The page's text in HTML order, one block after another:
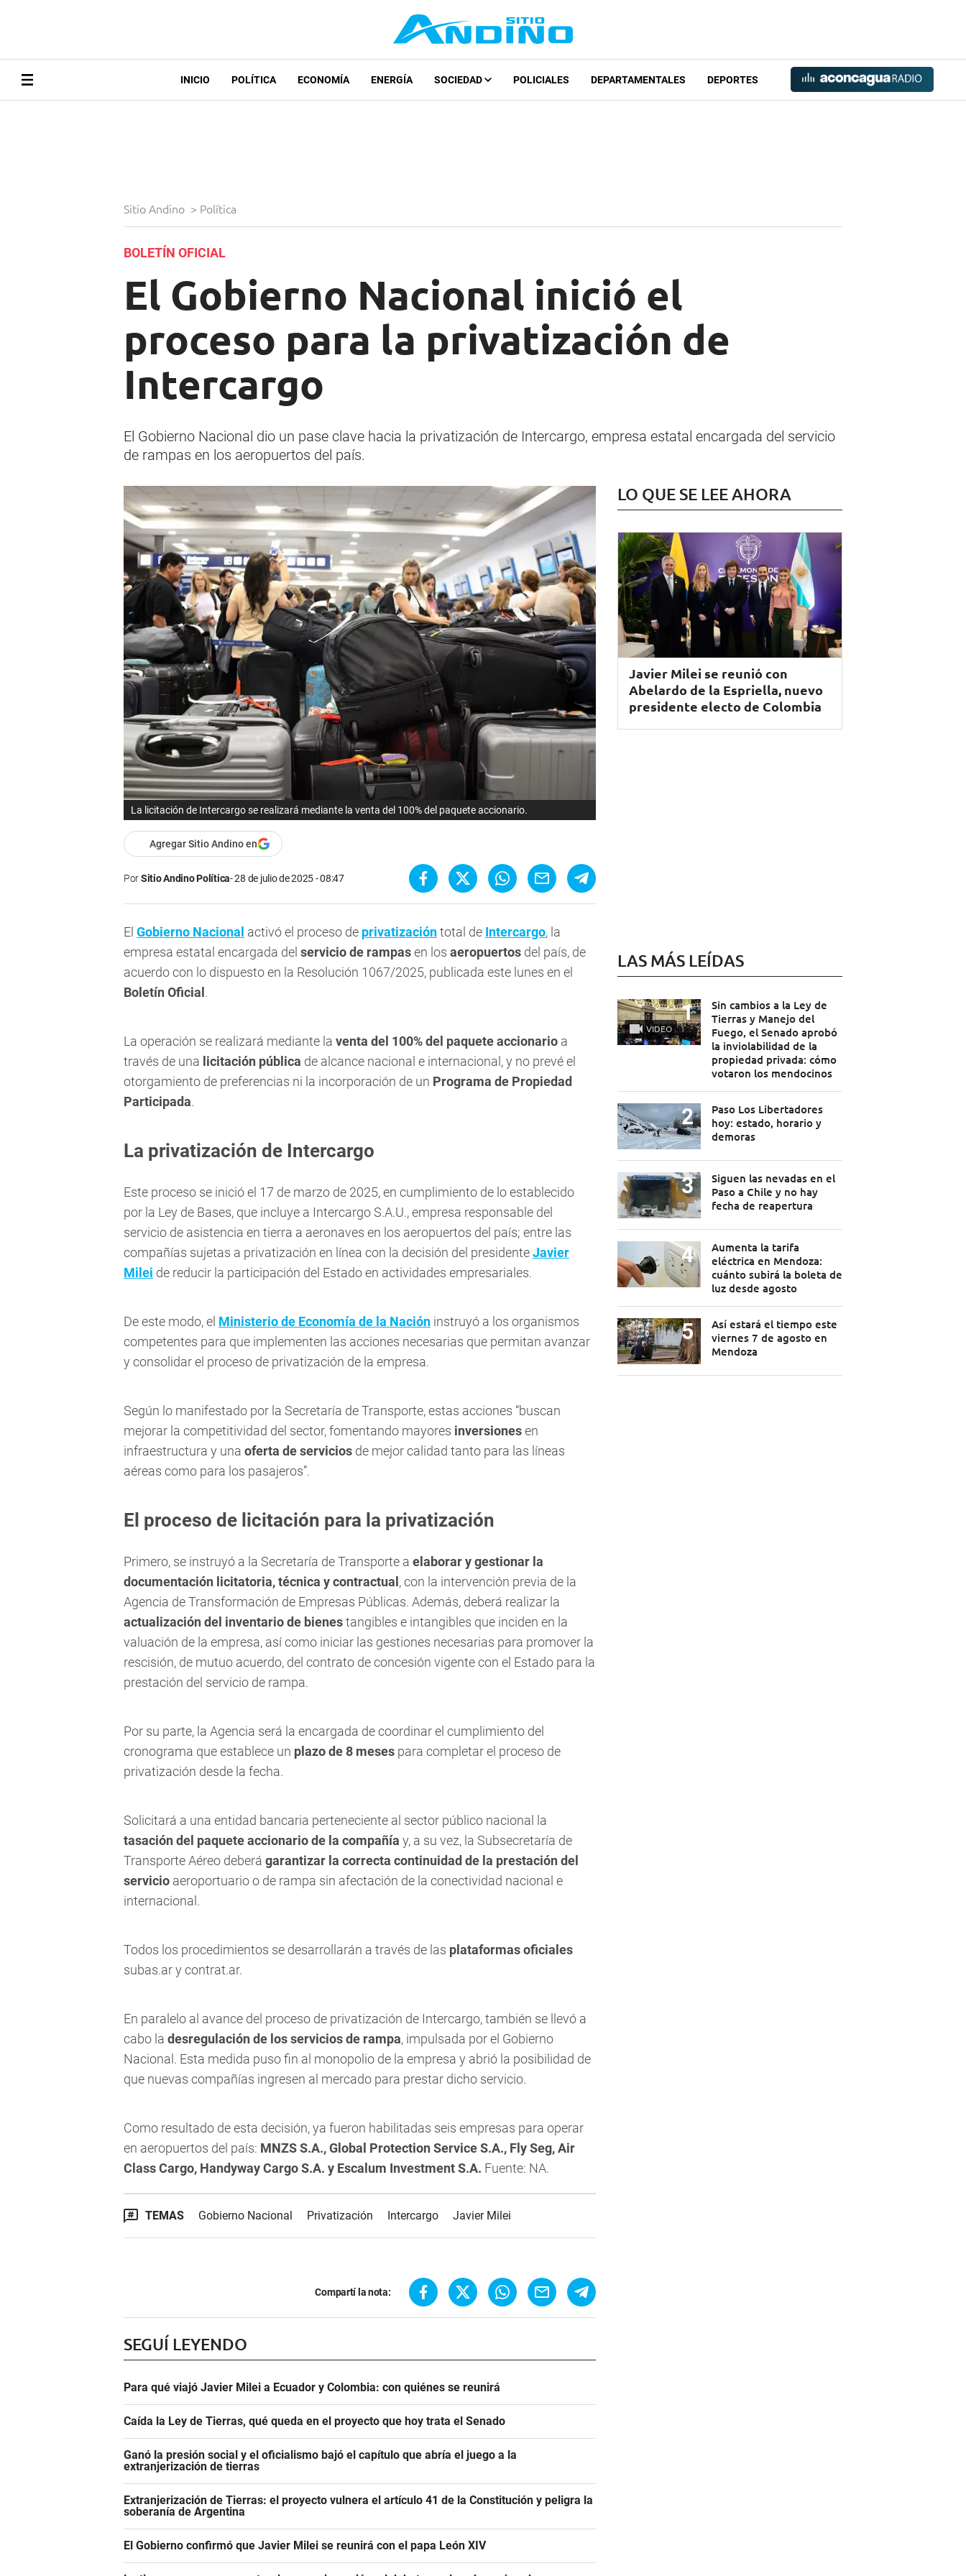
INICIO POLÍTICA ECONOMÍA ENERGÍA SOCIEDAD POLICIALES DEPARTAMENTALES DEPORTES
Sitio Andino > Política
BOLETÍN OFICIAL
El Gobierno Nacional inició el
proceso para la privatización de
Intercargo
El Gobierno Nacional dio un pase clave hacia la privatización de Intercargo, empresa estatal encargada del servicio
de rampas en los aeropuertos del país.
La licitación de Intercargo se realizará mediante la venta del 100% del paquete accionario.
Agregar Sitio Andino en
PorSitio Andino Política 28 de julio de 2025 - 08:47
El Gobierno Nacional activó el proceso de privatizacióntotal de Intercargo, la
empresa estatal encargada del servicio de rampasen los aeropuertos del país, de
acuerdo con lo dispuesto en la Resolución 1067/2025, publicada este lunes en el
Boletín Oficial .
La operación se realizará mediante la venta del 100% del paquete accionario a
través de una licitación pública de alcance nacional e internacional, y no prevé el
otorgamiento de preferencias ni la incorporación de un Programa de Propiedad
Participada.
La privatización de Intercargo
Este proceso se inició el 17 de marzo de 2025, en cumplimiento de lo establecido
por la Ley de Bases, que incluye a Intercargo S.A.U., empresa responsable del
servicio de asistencia en tierra a aeronaves en los aeropuertos del país; entre las
compañías sujetas a privatización en línea con la decisión del presidenteJavier
Milei de reducir la participación del Estado en actividades empresariales.
De este modo, el Ministerio de Economía de la Nación instruyó a los organismos
competentes para que implementen las acciones necesarias que permitan avanzar
y consolidar el proceso de privatización de la empresa.
Según lo manifestado por la Secretaría de Transporte, estas acciones “buscan
mejorar la competitividad del sector, fomentando mayores inversionesen
infraestructura y una oferta de servicios de mejor calidad tanto para las líneas
aéreas como para los pasajeros”.
El proceso de licitación para la privatización
Primero, se instruyó a la Secretaría de Transporte a elaborar y gestionar la
documentación licitatoria, técnica y contractual , con la intervención previa de la
Agencia de Transformación de Empresas Públicas. Además, deberá realizar la
actualización del inventario de bienestangibles e intangibles que inciden en la
valuación de la empresa, así como iniciar las gestiones necesarias para promover la
rescisión, de mutuo acuerdo, del contrato de concesión vigente con el Estado para la
prestación del servicio de rampa.
Por su parte, la Agencia será la encargada de coordinar el cumplimiento del
cronograma que establece un plazo de 8 meses para completar el proceso de
privatización desde la fecha.
Solicitará a una entidad bancaria perteneciente al sector público nacional la
tasación del paquete accionario de la compañía y, a su vez, la Subsecretaría de
Transporte Aéreo deberá garantizar la correcta continuidad de la prestación del
servicio aeroportuario o de rampa sin afectación de la conectividad nacional e
internacional.
Todos los procedimientos se desarrollarán a través de las plataformas oficiales
subas.ar y contrat.ar.
En paralelo al avance del proceso de privatización de Intercargo, también se llevó a
cabo la desregulación de los servicios de rampa, impulsada por el Gobierno
Nacional. Esta medida puso fin al monopolio de la empresa y abrió la posibilidad de
que nuevas compañías ingresen al mercado para prestar dicho servicio.
Como resultado de esta decisión, ya fueron habilitadas seis empresas para operar
en aeropuertos del país: MNZS S.A., Global Protection Service S.A., Fly Seg, Air
Class Cargo, Handyway Cargo S.A. y Escalum Investment S.A. Fuente: NA.
TEMAS Gobierno Nacional Privatización Intercargo Javier Milei
Compartí la nota:
SEGUÍ LEYENDO
Para qué viajó Javier Milei a Ecuador y Colombia: con quiénes se reunirá
Caída la Ley de Tierras, qué queda en el proyecto que hoy trata el Senado
Ganó la presión social y el oficialismo bajó el capítulo que abría el juego a la
extranjerización de tierras
Extranjerización de Tierras: el proyecto vulnera el artículo 41 de la Constitución y peligra la
soberanía de Argentina
El Gobierno confirmó que Javier Milei se reunirá con el papa León XIV
LO QUE SE LEE AHORA
Javier Milei se reunió con
Abelardo de la Espriella, nuevo
presidente electo de Colombia
LAS MÁS LEÍDAS
VIDEO
Sin cambios a la Ley de
Tierras y Manejo del
Fuego, el Senado aprobó
la inviolabilidad de la
propiedad privada: cómo
votaron los mendocinos
Paso Los Libertadores
hoy: estado, horario y
demoras
Siguen las nevadas en el
Paso a Chile y no hay
fecha de reapertura
Aumenta la tarifa
eléctrica en Mendoza:
cuánto subirá la boleta de
luz desde agosto
Así estará el tiempo este
viernes 7 de agosto en
Mendoza